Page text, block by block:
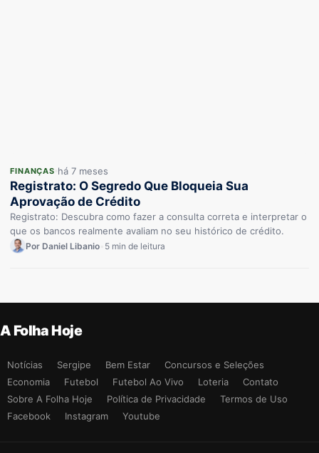
FINANÇAS há 7 meses
Registrato: O Segredo Que Bloqueia Sua
Aprovação de Crédito
Registrato: Descubra como fazer a consulta correta e interpretar o
que os bancos realmente avaliam no seu histórico de crédito.
Por Daniel Libanio 5 min de leitura
A Folha Hoje
Notícias Sergipe Bem Estar
Concursos e Seleções
Economia
Futebol Futebol Ao Vivo Loteria
Contato
Sobre A Folha Hoje
Política de Privacidade
Termos de Uso
Facebook
Instagram Youtube